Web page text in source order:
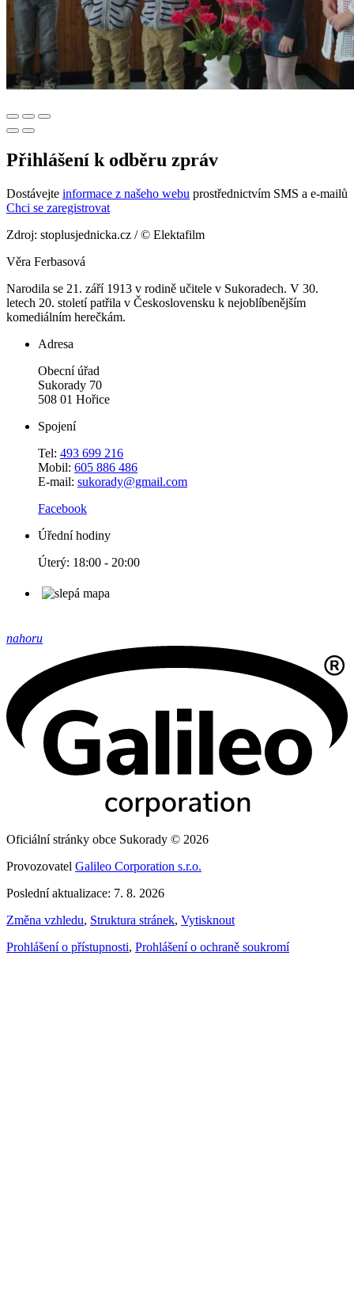
Přihlášení k odběru zpráv
Dostávejte informace z našeho webu prostřednictvím SMS a e-mailů
Chci se zaregistrovat
Zdroj: stoplusjednicka.cz / © Elektafilm
Věra Ferbasová
Narodila se 21. září 1913 v rodině učitele v Sukoradech. V 30.
letech 20. století patřila v Československu k nejoblíbenějším
komediálním herečkám.
Adresa
Obecní úřad
Sukorady 70
508 01 Hořice
Spojení
Tel: 493 699 216
Mobil: 605 886 486
E-mail: sukorady@gmail.com
Facebook
Úřední hodiny
Úterý: 18:00 - 20:00
nahoru
Oficiální stránky obce Sukorady © 2026
Provozovatel Galileo Corporation s.r.o.
Poslední aktualizace: 7. 8. 2026
Změna vzhledu, Struktura stránek, Vytisknout
Prohlášení o přístupnosti, Prohlášení o ochraně soukromí